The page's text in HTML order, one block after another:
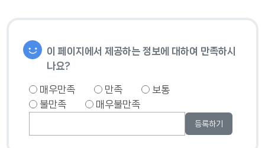
이 페이지에서 제공하는 정보에 대하여 만족하시
나요?
매우만족 만족
보통
불만족
매우불만족